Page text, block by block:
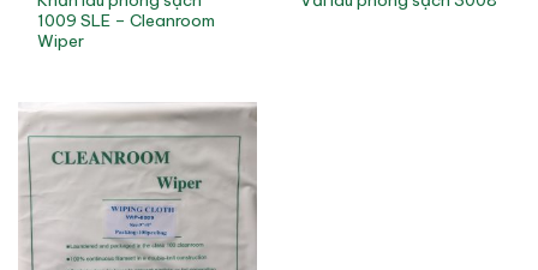
1009 SLE – Cleanroom
Wiper